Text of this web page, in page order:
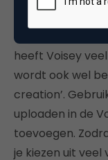
Wanneer je naar
heeft Voisey
wordt ook wel
creation’.
uploaden in de
toevoegen.
je kiezen uit